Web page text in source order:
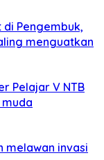
Pengembuk,
menguatkan
Pelajar V NTB
melawan invasi